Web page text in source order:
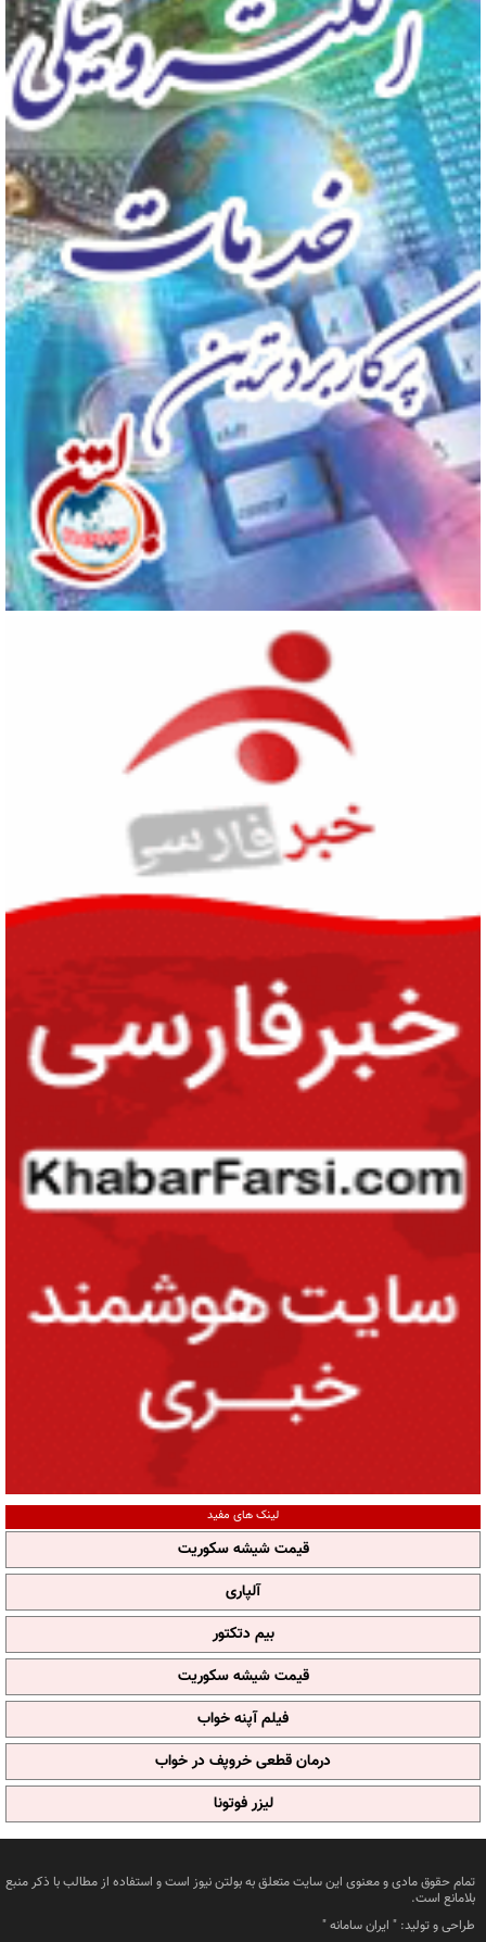
لینک های مفید
قیمت شیشه سکوریت
آلپاری
بیم دتکتور
قیمت شیشه سکوریت
فیلم آپنه خواب
درمان قطعی خروپف در خواب
لیزر فوتونا
تمام حقوق مادی و معنوی این سایت متعلق به بولتن نیوز است و استفاده از مطالب با ذکر منبع
بلامانع است.
طراحی و تولید: " ایران سامانه"